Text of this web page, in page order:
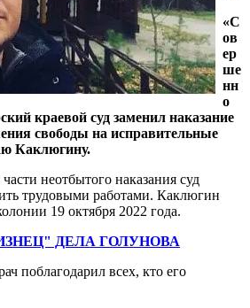
«С
ов
ер
ше
нн
о
краевой суд заменил наказание
свободы на исправительные
Каклюгину.
неотбытого наказания суд
трудовыми работами. Каклюгин
19 октября 2022 года.
ДЕЛА ГОЛУНОВА
поблагодарил всех, кто его